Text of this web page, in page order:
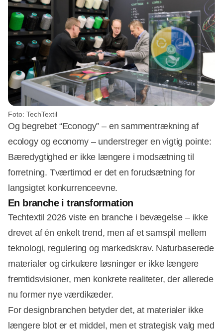
Foto: TechTextil
Og begrebet “Econogy” – en sammentrækning af
ecology og economy – understreger en vigtig pointe:
Bæredygtighed er ikke længere i modsætning til
forretning. Tværtimod er det en forudsætning for
langsigtet konkurrenceevne.
En branche i transformation
Techtextil 2026 viste en branche i bevægelse – ikke
drevet af én enkelt trend, men af et samspil mellem
teknologi, regulering og markedskrav. Naturbaserede
materialer og cirkulære løsninger er ikke længere
fremtidsvisioner, men konkrete realiteter, der allerede
nu former nye værdikæder.
For designbranchen betyder det, at materialer ikke
længere blot er et middel, men et strategisk valg med